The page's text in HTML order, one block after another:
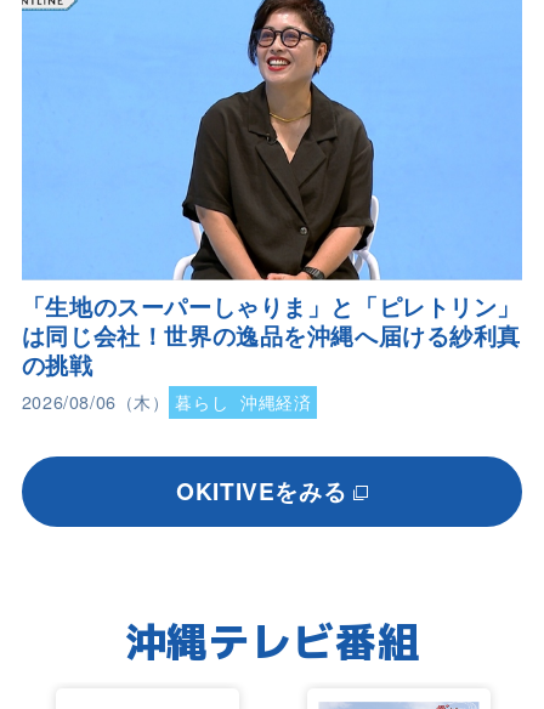
「生地のスーパーしゃりま」と「ピレトリン」
は同じ会社！世界の逸品を沖縄へ届ける紗利真
の挑戦
2026/08/06（木） 暮らし 沖縄経済
OKITIVEをみる
沖縄テレビ番組